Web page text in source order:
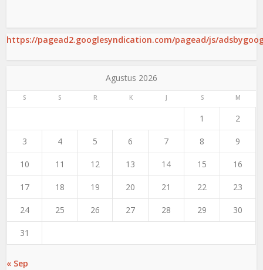
https://pagead2.googlesyndication.com/pagead/js/
Agustus 2026
S S R K J S M
1 2
3 4 5 6 7 8 9
10 11 12 13 14 15 16
17 18 19 20 21 22 23
24 25 26 27 28 29 30
31
« Sep